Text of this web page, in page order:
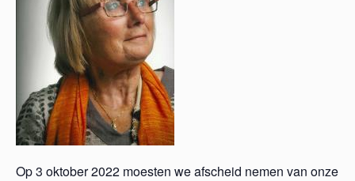
Op 3 oktober 2022 moesten we afscheid nemen van onze